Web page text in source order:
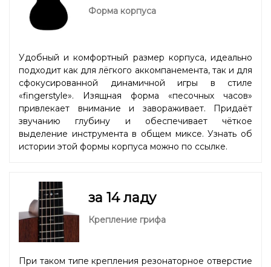
Форма корпуса
Удобный и комфортный размер корпуса, идеально
подходит как для лёгкого аккомпанемента, так и для
сфокусированной динамичной игры в стиле
«fingerstyle». Изящная форма «песочных часов»
привлекает внимание и завораживает. Придаёт
звучанию глубину и обеспечивает чёткое
выделение инструмента в общем миксе. Узнать об
истории этой формы корпуса можно по ссылке.
за 14 ладу
Крепление грифа
При таком типе крепления резонаторное отверстие